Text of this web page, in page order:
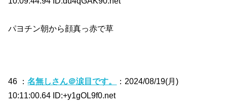
パヨチン朝から顔真っ赤で草
46 ：名無しさん＠涙目です。
：2024/08/19(月)
10:11:00.64 ID:+y1gOL9f0.net